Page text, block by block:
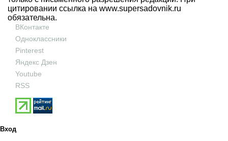
цитировании ссылка на www.supersadovnik.ru
обязательна.
ВКонтакте
Одноклассники
Pinterest
Яндекс Дзен
Youtube
RSS
Вход